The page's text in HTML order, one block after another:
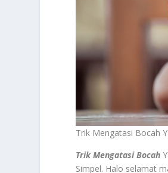
Trik Mengatasi Bocah
Trik Mengatasi Bocah
Simpel. Halo selamat